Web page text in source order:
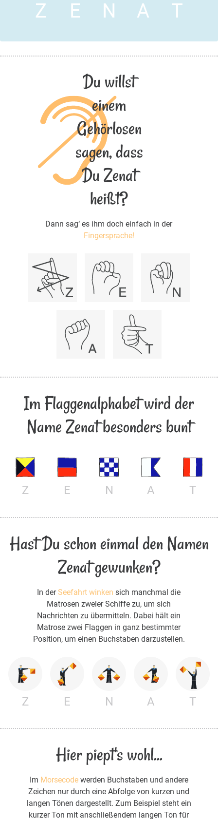
Z E N A T
Du willst
einem
Gehörlosen
sagen, dass
Du Zenat
heißt?
Dann sag‘ es ihm doch einfach in der
Fingersprache!
Im Flaggenalphabet wird der
Name Zenat besonders bunt
Z E N A T
Hast Du schon einmal den Namen
Zenat gewunken?
In derSeefahrt winken sich manchmal die
Matrosen zweier Schiffe zu, um sich
Nachrichten zu übermitteln. Dabei hält ein
Matrose zwei Flaggen in ganz bestimmter
Position, um einen Buchstaben darzustellen.
Z E N A T
Hier piept's wohl...
Im Morsecodewerden Buchstaben und andere
Zeichen nur durch eine Abfolge von kurzen und
langen Tönen dargestellt. Zum Beispiel steht ein
kurzer Ton mit anschließendem langen Ton für